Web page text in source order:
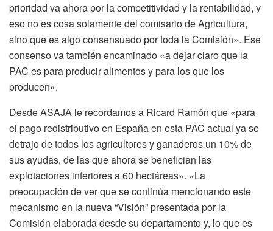
prioridad va ahora por la competitividad y la rentabilidad, y
eso no es cosa solamente del comisario de Agricultura,
sino que es algo consensuado por toda la Comisión». Ese
consenso va también encaminado «a dejar claro que la
PAC es para producir alimentos y para los que los
producen».
Desde ASAJA le recordamos a Ricard Ramón que «para
el pago redistributivo en España en esta PAC actual ya se
detrajo de todos los agricultores y ganaderos un 10% de
sus ayudas, de las que ahora se benefician las
explotaciones inferiores a 60 hectáreas». «La
preocupación de ver que se continúa mencionando este
mecanismo en la nueva “Visión” presentada por la
Comisión elaborada desde su departamento y, lo que es